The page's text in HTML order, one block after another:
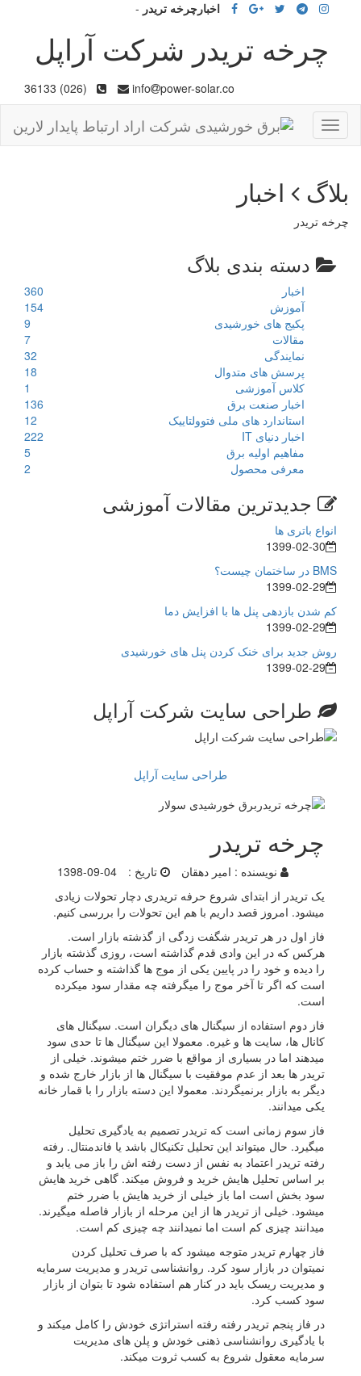
اخبارچرخه تریدر -
چرخه تریدر شرکت آراپل
info power-solar.co
(026) 36133
Toggle
navigation
بلاگ اخبار
چرخه تریدر
دسته بندی بلاگ
اخبار
360
آموزش
154
پکیج های خورشیدی
9
مقالات
7
نمایندگی
32
پرسش های متدوال
18
کلاس آموزشی
1
اخبار صنعت برق
136
استاندارد های ملی فتوولتاییک
12
اخبار دنیای IT
222
مفاهیم اولیه برق
5
معرفی محصول
2
جدیدترین مقالات آموزشی
انواع باتری ها
1399-02-30
BMS در ساختمان چیست؟
1399-02-29
کم شدن بازدهی پنل ها با افزایش دما
1399-02-29
روش جدید برای خنک کردن پنل های خورشیدی
1399-02-29
طراحی سایت شرکت آراپل
طراحی سایت آراپل
چرخه تریدر
نویسنده : امیر دهقان تاریخ :
1398-09-04
یک تریدر از ابتدای شروع حرفه تریدری دچار تحولات زیادی
میشود. امروز قصد داریم با هم این تحولات را بررسی کنیم.
فاز اول در هر تریدر شگفت زدگی از گذشته بازار است.
هرکس که در این وادی قدم گذاشته است، روزی گذشته بازار
را دیده و خود را در پایین یکی از موج ها گذاشته و حساب کرده
است که اگر تا آخر موج را میگرفته چه مقدار سود میکرده
است.
فاز دوم استفاده از سیگنال های دیگران است. سیگنال های
کانال ها، سایت ها و غیره. معمولا این سیگنال ها تا حدی سود
میدهند اما در بسیاری از مواقع با ضرر ختم میشوند. خیلی از
تریدر ها بعد از عدم موفقیت با سیگنال ها از بازار خارج شده و
دیگر به بازار برنمیگردند. معمولا این دسته بازار را با قمار خانه
یکی میدانند.
فاز سوم زمانی است که تریدر تصمیم به یادگیری تحلیل
میگیرد. حال میتواند این تحلیل تکنیکال باشد یا فاندمنتال. رفته
رفته تریدر اعتماد به نفس از دست رفته اش را باز می یابد و
بر اساس تحلیل هایش خرید و فروش میکند. گاهی خرید هایش
سود بخش است اما باز خیلی از خرید هایش با ضرر ختم
میشود. خیلی از تریدر ها از این مرحله از بازار فاصله میگیرند.
میدانند چیزی کم است اما نمیدانند چه چیزی کم است.
فاز چهارم تریدر متوجه میشود که با صرف تحلیل کردن
نمیتوان در بازار سود کرد. روانشناسی تریدر و مدیریت سرمایه
و مدیریت ریسک باید در کنار هم استفاده شود تا بتوان از بازار
سود کسب کرد.
در فاز پنجم تریدر رفته رفته استراتژی خودش را کامل میکند و
با یادگیری روانشناسی ذهنی خودش و پلن های مدیریت
سرمایه معقول شروع به کسب ثروت میکند.